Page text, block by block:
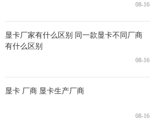
08-16
显卡厂家有什么区别 同一款显卡不同厂商
有什么区别
08-16
显卡 厂商 显卡生产厂商
08-16